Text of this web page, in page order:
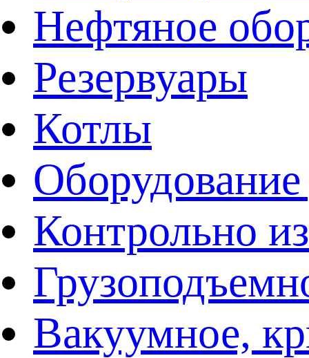
Нефтяное
Резервуары
Котлы
Контрольно
Вакуумное,